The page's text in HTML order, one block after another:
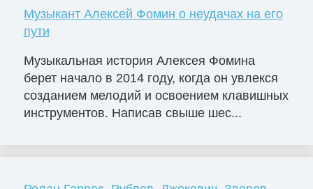
Музыкант Алексей Фомин о неудачах на его
пути
Музыкальная история Алексея Фомина
берет начало в 2014 году, когда он увлекся
созданием мелодий и освоением клавишных
инструментов. Написав свыше шес...